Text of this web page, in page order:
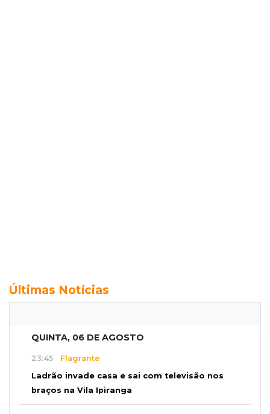
Últimas Notícias
QUINTA, 06 DE AGOSTO
23:45 Flagrante
Ladrão invade casa e sai com televisão nos
braços na Vila Ipiranga